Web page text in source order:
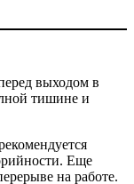
выходом в
тишине и
Еще
на работе.